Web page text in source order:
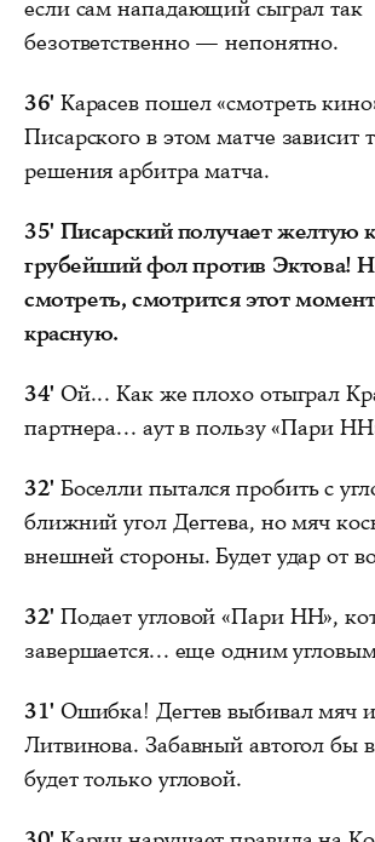
если сам нападающий сыграл так
безответственно — непонятно.
36' Карасев пошел «смотреть
Писарского в этом матче зависит
решения арбитра матча.
35' Писарский получает желтую
грубейший фол против Эктова!
смотреть, смотрится этот
красную.
34' Ой... Как же плохо отыграл
партнера... аут в пользу «Пари
32' Боселли пытался пробить с
ближний угол Дегтева, но мяч
внешней стороны. Будет удар от
32' Подает угловой «Пари НН»,
завершается... еще одним
31' Ошибка! Дегтев выбивал мяч
Литвинова. Забавный автогол бы
будет только угловой.